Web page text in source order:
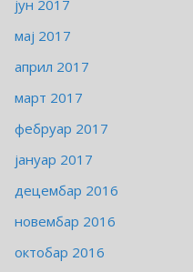
јун 2017
мај 2017
април 2017
март 2017
фебруар 2017
јануар 2017
децембар 2016
новембар 2016
октобар 2016